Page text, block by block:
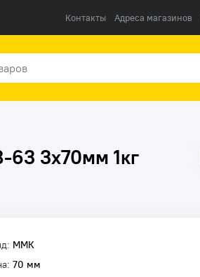
Контакты Адреса магазинов
3х70мм 1кг
ММК
70 мм